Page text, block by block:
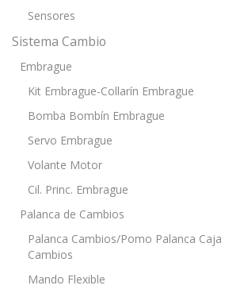
Sensores
Sistema Cambio
Embrague
Kit Embrague-Collarín Embrague
Bomba Bombín Embrague
Servo Embrague
Volante Motor
Cil. Princ. Embrague
Palanca de Cambios
Palanca Cambios/Pomo Palanca Caja
Cambios
Mando Flexible